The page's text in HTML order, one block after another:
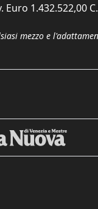
1.432.522,00
mezzo e